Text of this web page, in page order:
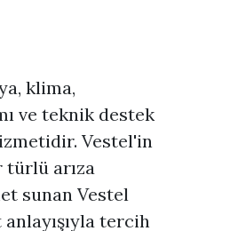
klima,
ve teknik destek
Vestel'in
türlü arıza
sunan Vestel
tercih